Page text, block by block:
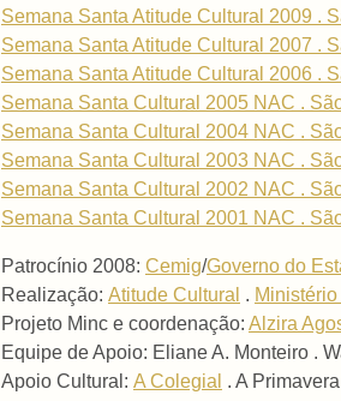
Semana Santa Atitude Cultural 2009 .
Semana Santa Atitude Cultural 2007 .
Semana Santa Atitude Cultural 2006 .
Semana Santa Cultural 2005 NAC .
Semana Santa Cultural 2004 NAC .
Semana Santa Cultural 2003 NAC .
Semana Santa Cultural 2002 NAC .
Semana Santa Cultural 2001 NAC .
Patrocínio 2008: Cemig/Governo do
Realização: Atitude Cultural .
Projeto Minc e coordenação: Alzira
Equipe de Apoio: Eliane A. Monteiro .
Apoio Cultural: A Colegial . A